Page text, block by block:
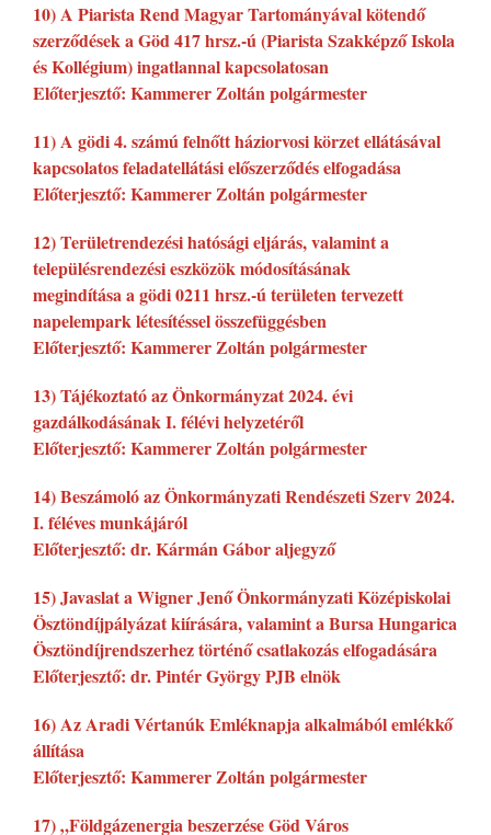
10) A Piarista Rend Magyar Tartományával kötendő
szerződések a Göd 417 hrsz.-ú (Piarista Szakképző Iskola
és Kollégium) ingatlannal kapcsolatosan
Előterjesztő: Kammerer Zoltán polgármester
11) A gödi 4. számú felnőtt háziorvosi körzet ellátásával
kapcsolatos feladatellátási előszerződés elfogadása
Előterjesztő: Kammerer Zoltán polgármester
12) Területrendezési hatósági eljárás, valamint a
településrendezési eszközök módosításának
megindítása a gödi 0211 hrsz.-ú területen tervezett
napelempark létesítéssel összefüggésben
Előterjesztő: Kammerer Zoltán polgármester
13) Tájékoztató az Önkormányzat 2024. évi
gazdálkodásának I. félévi helyzetéről
Előterjesztő: Kammerer Zoltán polgármester
14) Beszámoló az Önkormányzati Rendészeti Szerv 2024.
I. féléves munkájáról
Előterjesztő: dr. Kármán Gábor aljegyző
15) Javaslat a Wigner Jenő Önkormányzati Középiskolai
Ösztöndíjpályázat kiírására, valamint a Bursa Hungarica
Ösztöndíjrendszerhez történő csatlakozás elfogadására
Előterjesztő: dr. Pintér György PJB elnök
16) Az Aradi Vértanúk Emléknapja alkalmából emlékkő
állítása
Előterjesztő: Kammerer Zoltán polgármester
17) „Földgázenergia beszerzése Göd Város